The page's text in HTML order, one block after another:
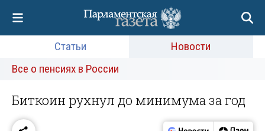
Статьи
Новости
Все о пенсиях в России
Биткоин рухнул до минимума за год